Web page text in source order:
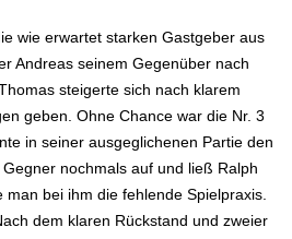
wie erwartet starken Gastgeber aus
Andreas seinem Gegenüber nach
steigerte sich nach klarem
geben. Ohne Chance war die Nr. 3
in seiner ausgeglichenen Partie den
nochmals auf und ließ Ralph
bei ihm die fehlende Spielpraxis.
dem klaren Rückstand und zweier